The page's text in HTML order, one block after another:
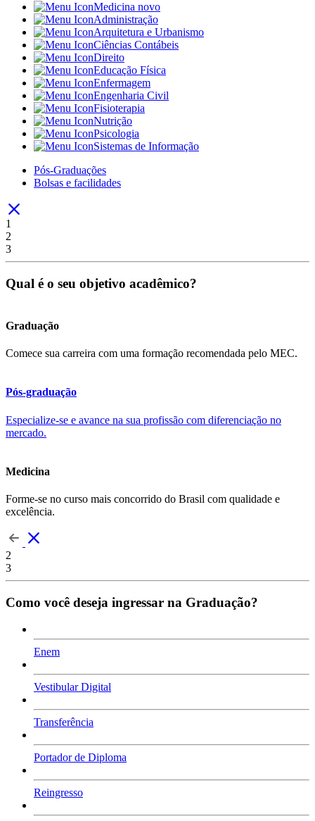
Medicina novo
Administração
Arquitetura e Urbanismo
Ciências Contábeis
Direito
Educação Física
Enfermagem
Engenharia Civil
Fisioterapia
Nutrição
Psicologia
Sistemas de Informação
Pós-Graduações
Bolsas e facilidades
1
2
3
Qual é o seu objetivo acadêmico?
Graduação
Comece sua carreira com uma formação recomendada pelo MEC.
Pós-graduação
Especialize-se e avance na sua profissão com diferenciação no
mercado.
Medicina
Forme-se no curso mais concorrido do Brasil com qualidade e
excelência.
2
3
Como você deseja ingressar na Graduação?
Enem
Vestibular Digital
Transferência
Portador de Diploma
Reingresso